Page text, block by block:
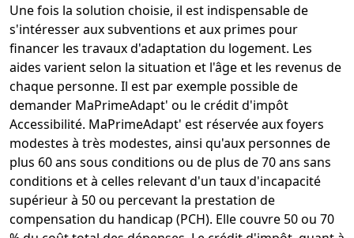
Une fois la solution choisie, il est indispensable de
s'intéresser aux subventions et aux primes pour
financer les travaux d'adaptation du logement. Les
aides varient selon la situation et l'âge et les revenus de
chaque personne. Il est par exemple possible de
demander MaPrimeAdapt' ou le crédit d'impôt
Accessibilité. MaPrimeAdapt' est réservée aux foyers
modestes à très modestes, ainsi qu'aux personnes de
plus 60 ans sous conditions ou de plus de 70 ans sans
conditions et à celles relevant d'un taux d'incapacité
supérieur à 50 ou percevant la prestation de
compensation du handicap (PCH). Elle couvre 50 ou 70